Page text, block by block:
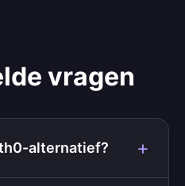
vragen
alternatief?